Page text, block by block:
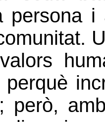
persona
però,